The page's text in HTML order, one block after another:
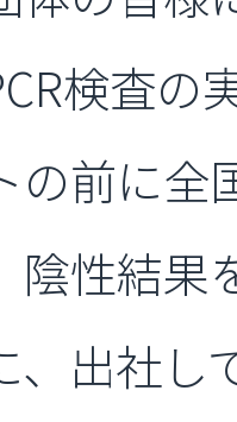
検査の
の前に
陰性結果
、出社